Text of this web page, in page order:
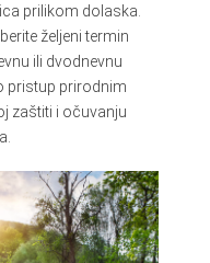
prilikom dolaska.
željeni termin
ili dvodnevnu
pristup prirodnim
zaštiti i očuvanju